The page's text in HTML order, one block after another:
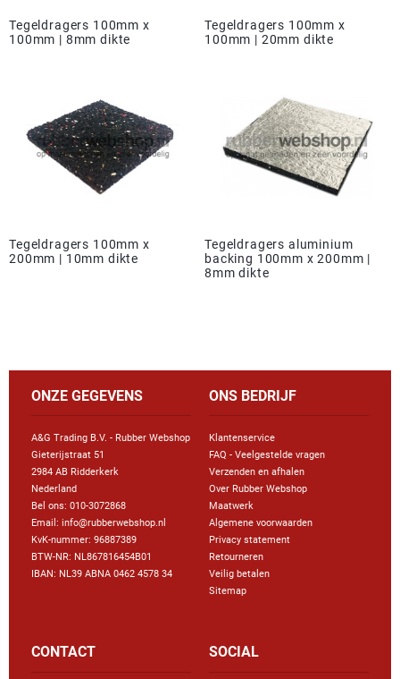
Tegeldragers 100mm x
100mm | 8mm dikte
Tegeldragers 100mm x
100mm | 20mm dikte
Tegeldragers 100mm x
200mm | 10mm dikte
Tegeldragers aluminium
backing 100mm x 200mm |
8mm dikte
ONZE GEGEVENS
A&G Trading B.V. - Rubber Webshop
Gieterijstraat 51
2984 AB Ridderkerk
Nederland
Bel ons: 010-3072868
Email: info@rubberwebshop.nl
KvK-nummer: 96887389
BTW-NR: NL867816454B01
IBAN: NL39 ABNA 0462 4578 34
ONS BEDRIJF
Klantenservice
FAQ - Veelgestelde vragen
Verzenden en afhalen
Over Rubber Webshop
Maatwerk
Algemene voorwaarden
Privacy statement
Retourneren
Veilig betalen
Sitemap
CONTACT SOCIAL